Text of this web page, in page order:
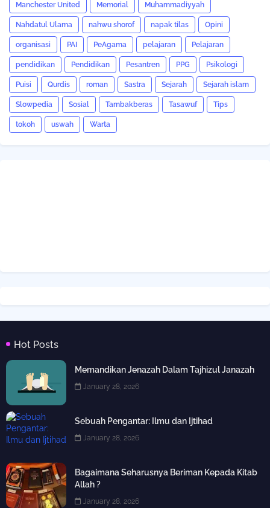
Manchester United Memorial Muhammadiyyah
Nahdatul Ulama nahwu shorof napak tilas Opini
organisasi PAI PeAgama pelajaran Pelajaran
pendidikan Pendidikan Pesantren PPG Psikologi
Puisi Qurdis roman Sastra Sejarah Sejarah islam
Slowpedia Sosial Tambakberas Tasawuf Tips
tokoh uswah Warta
Hot Posts
Memandikan Jenazah Dalam Tajhizul Janazah
January 28, 2026
Sebuah Pengantar: Ilmu dan Ijtihad
January 28, 2026
Bagaimana Seharusnya Beriman Kepada Kitab
Allah ?
January 28, 2026